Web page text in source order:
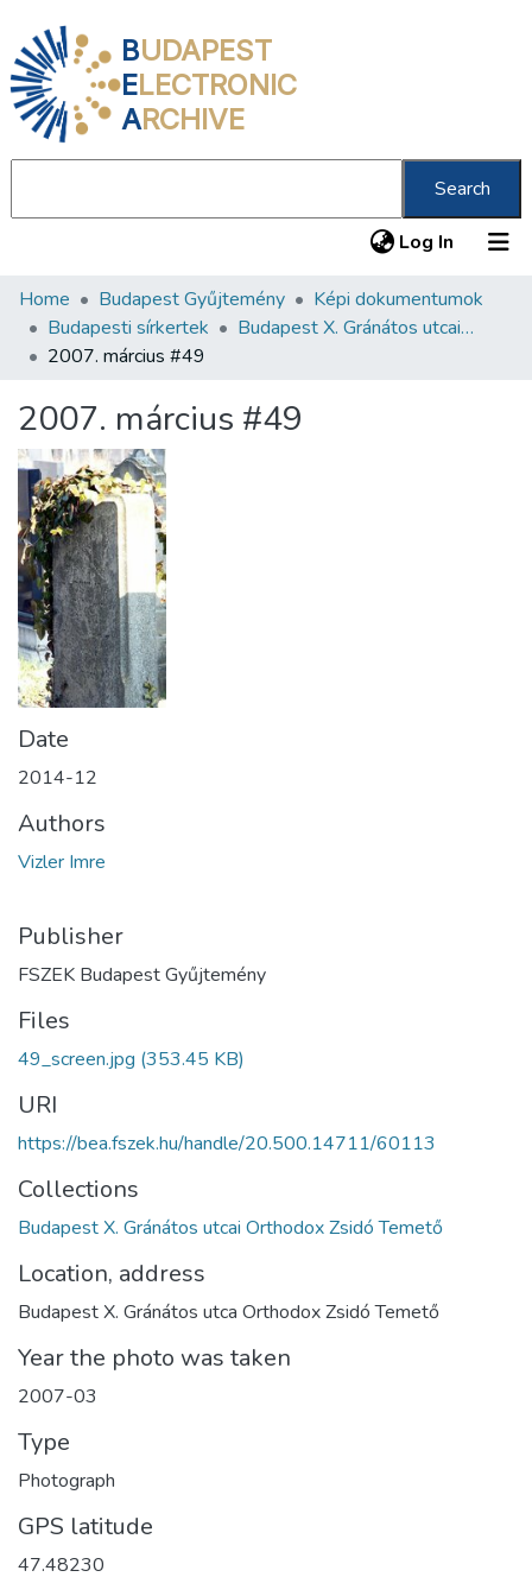
BUDAPEST
ELECTRONIC
ARCHIVE
Search
Log In (current)
Communities & Collections
All of DSpace
About us
Home Budapest Gyűjtemény
Képi dokumentumok
Budapesti sírkertek
Budapest X. Gránátos utcai Orthodox Zsidó Temető
2007. március #49
2007. március #49
Date
2014-12
Authors
Vizler Imre
Publisher
FSZEK Budapest Gyűjtemény
Files
49_screen.jpg (353.45 KB)
URI
https://bea.fszek.hu/handle/20.500.14711/60113
Collections
Budapest X. Gránátos utcai Orthodox Zsidó Temető
Location, address
Budapest X. Gránátos utca Orthodox Zsidó Temető
Year the photo was taken
2007-03
Type
Photograph
GPS latitude
47.48230